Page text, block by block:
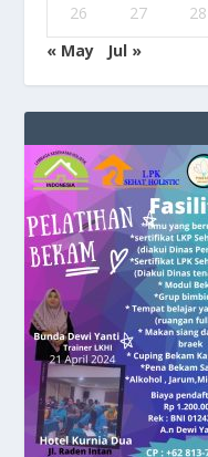
26 27 28
« May
Jul »